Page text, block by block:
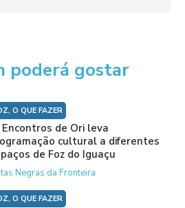
poderá gostar
O QUE FAZER
Encontros de Ori leva
cultural a diferentes
de Foz do Iguaçu
Negras da Fronteira
O QUE FAZER